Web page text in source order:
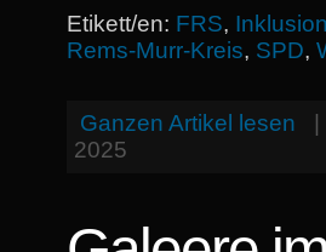
Etikett/en: FRS, Inklusion
Rems-Murr-Kreis, SPD,
Ganzen Artikel lesen
2025